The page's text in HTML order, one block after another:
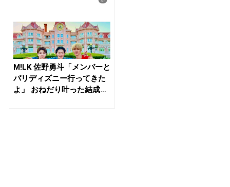
M!LK 佐野勇斗「メンバーと
パリディズニー行ってきた
よ」 おねだり叶った結成